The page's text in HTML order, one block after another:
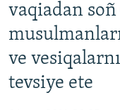
Baş
navigatsiyağa
qaytmaq
Qıdıruvğa
qaytmaq
İQTİSADİYAT
CEMİYET
MEDENİYET
vaqiadan soñ
ve
tevsiye ete